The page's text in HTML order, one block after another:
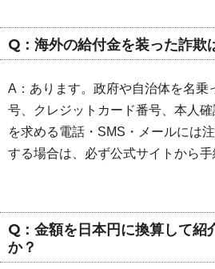
Q：海外の給付金を装った詐欺
A：あります。政府や自治体を名乗
号、クレジットカード番号、本人
を求める電話・SMS・メールには
する場合は、必ず公式サイトから手
Q：金額を日本円に換算して紹
か？